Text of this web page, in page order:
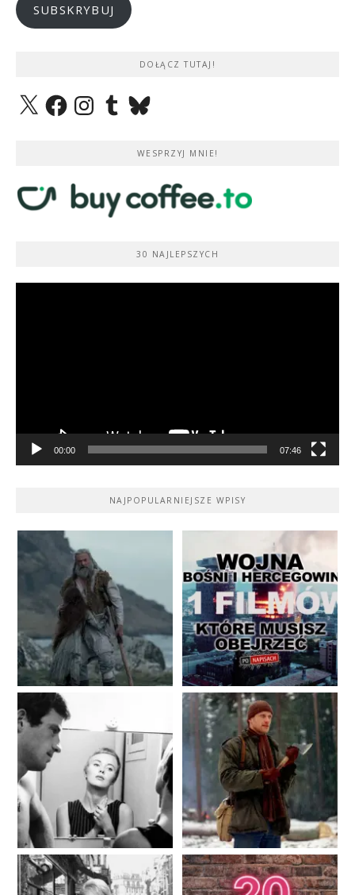
SUBSKRYBUJ
DOŁĄCZ TUTAJ!
X FacebookInstagramTumblrBluesky
WESPRZYJ MNIE!
30 NAJLEPSZYCH
00:00 07:46
NAJPOPULARNIEJSZE WPISY